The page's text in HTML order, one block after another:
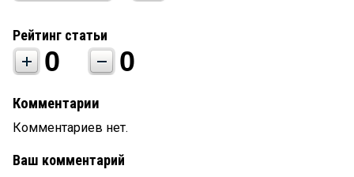
Рейтинг статьи
0 0
Комментарии
Комментариев нет.
Ваш комментарий